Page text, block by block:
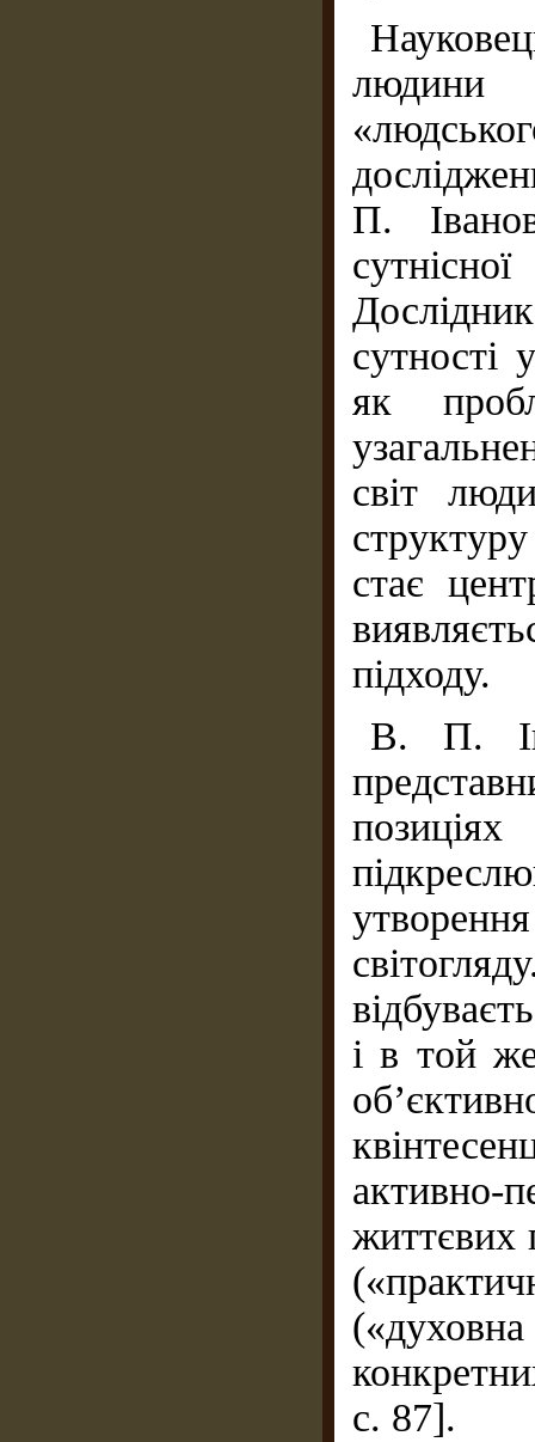
людини
П.
сутності
як
світ
стає
підходу.
В. П.
і в той
життєвих
с. 87].